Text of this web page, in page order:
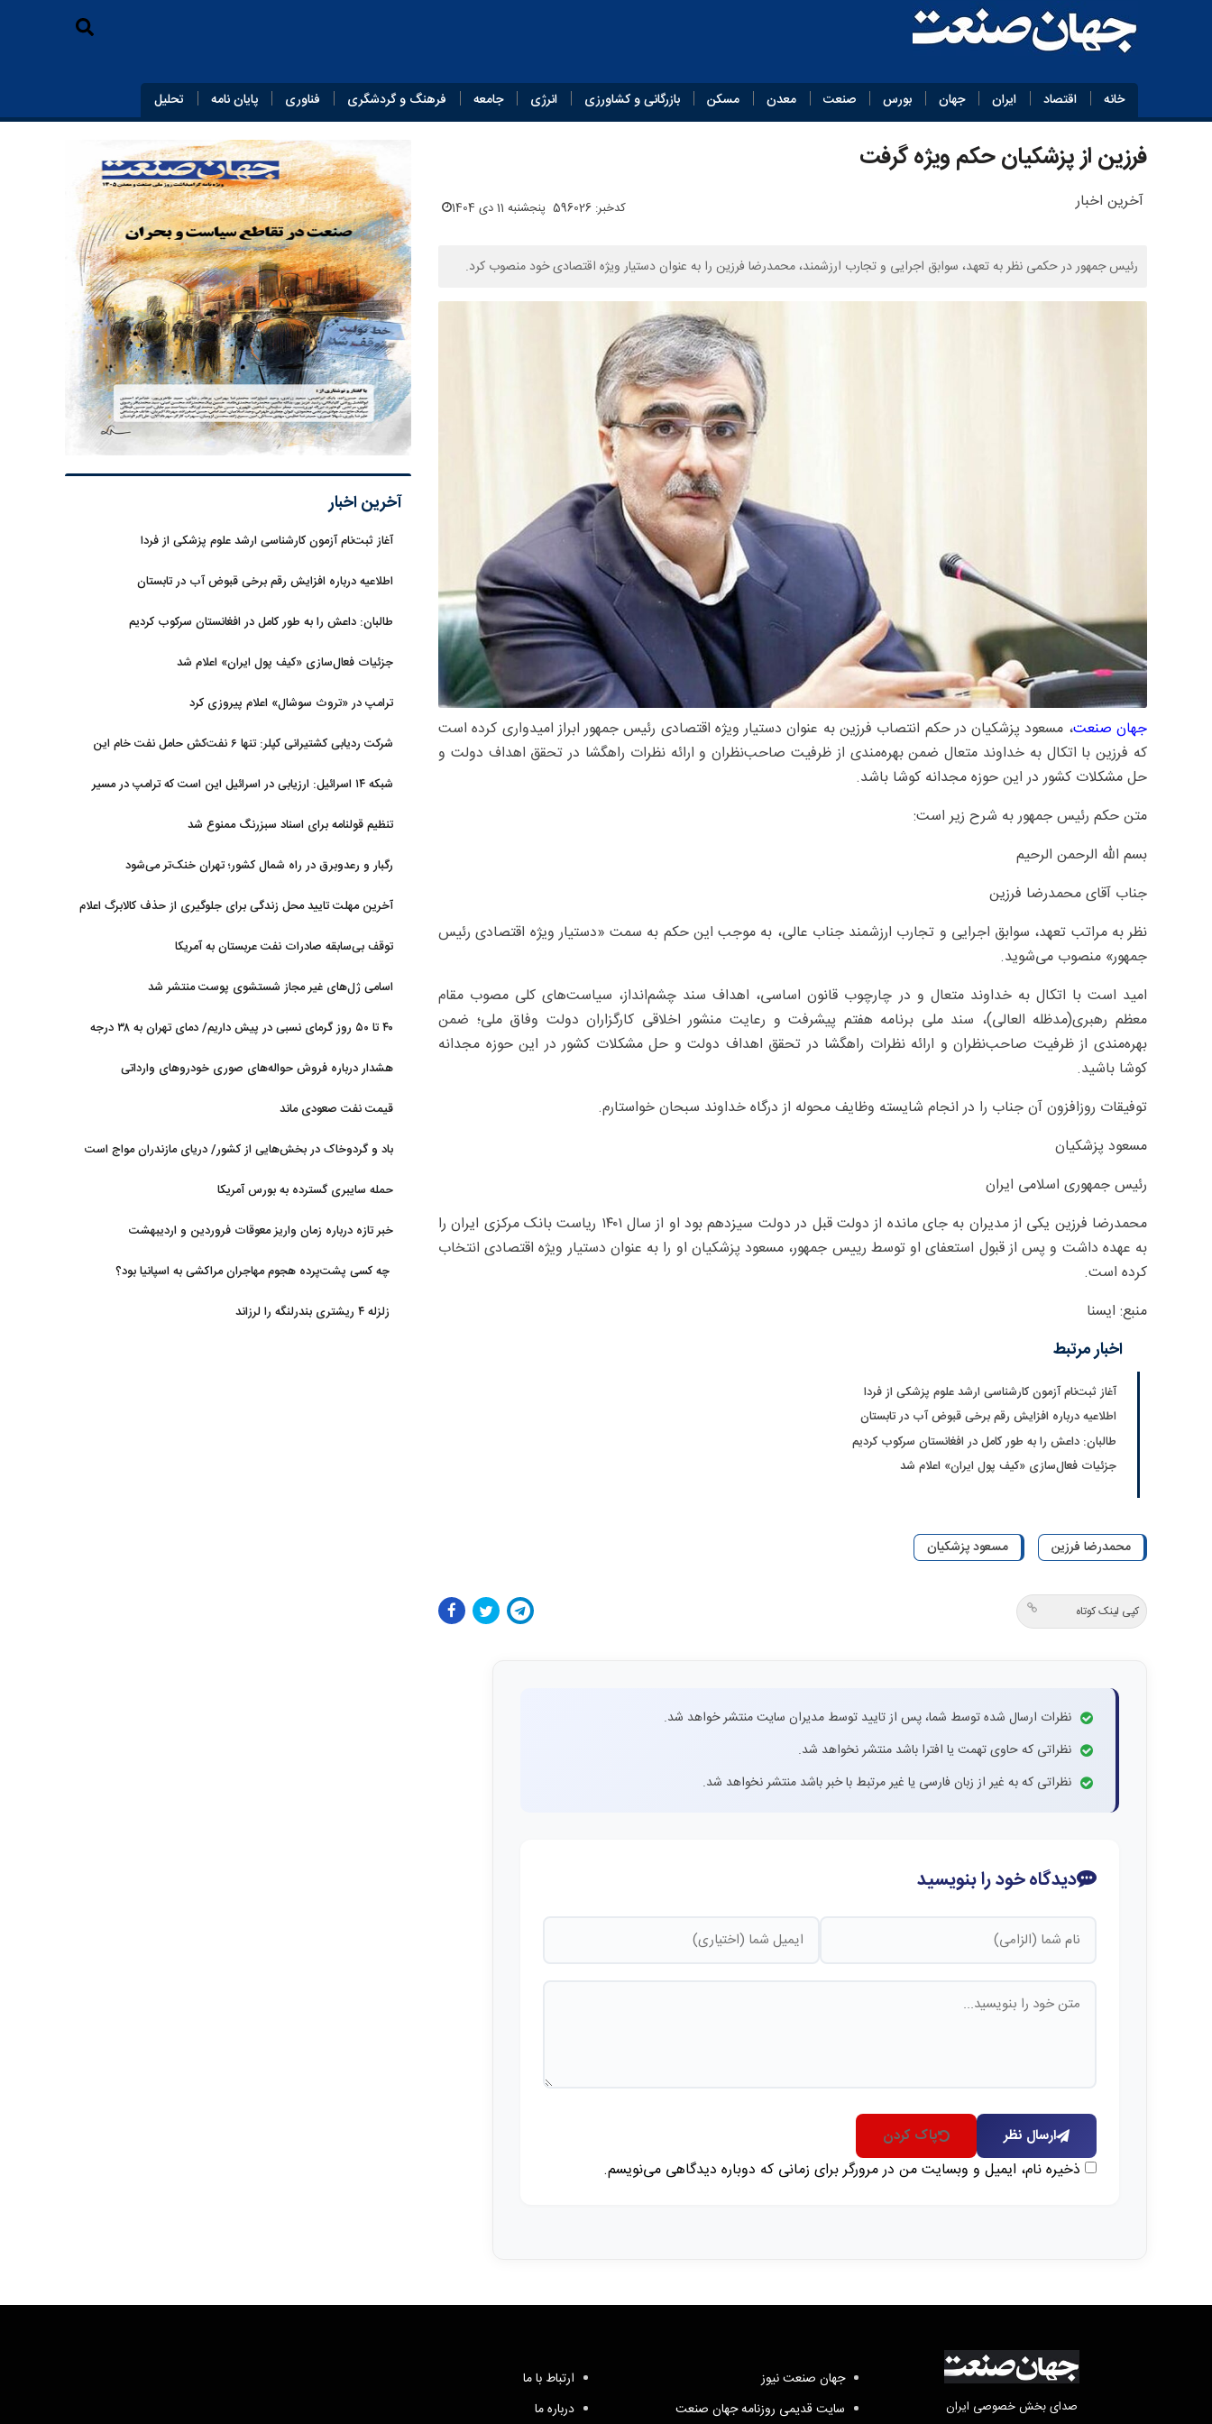
خانه اقتصاد ایران جهان بورس صنعت معدن مسکن بازرگانی و کشاورزی انرژی جامعه فرهنگ و گردشگری فناوری پایان‌ نامه تحلیل
فرزین از پزشکیان حکم ویژه گرفت
آخرین اخبار کدخبر: 596026 پنجشنبه 11 دی 1404
رئیس جمهور در حکمی نظر به تعهد، سوابق اجرایی و تجارب ارزشمند، محمدرضا فرزین را به عنوان دستیار ویژه اقتصادی خود منصوب کرد.
جهان صنعت، مسعود پزشکیان در حکم انتصاب فرزین به عنوان دستیار ویژه اقتصادی رئیس جمهور ابراز امیدواری کرده است
که فرزین با اتکال به خداوند متعال ضمن بهره‌مندی از ظرفیت صاحب‌نظران و ارائه نظرات راهگشا در تحقق اهداف دولت و
حل مشکلات کشور در این حوزه مجدانه کوشا باشد.
متن حکم رئیس جمهور به شرح زیر است:
بسم الله الرحمن الرحیم
جناب آقای محمدرضا فرزین
نظر به مراتب تعهد، سوابق اجرایی و تجارب ارزشمند جناب عالی، به موجب این حکم به سمت «دستیار ویژه اقتصادی رئیس
جمهور» منصوب می‌شوید.
امید است با اتکال به خداوند متعال و در چارچوب قانون اساسی، اهداف سند چشم‌انداز، سیاست‌های کلی مصوب مقام
معظم رهبری(مدظله العالی)، سند ملی برنامه هفتم پیشرفت و رعایت منشور اخلاقی کارگزاران دولت وفاق ملی؛ ضمن
بهره‌مندی از ظرفیت صاحب‌نظران و ارائه نظرات راهگشا در تحقق اهداف دولت و حل مشکلات کشور در این حوزه مجدانه
کوشا باشید.
توفیقات روزافزون آن جناب را در انجام شایسته وظایف محوله از درگاه خداوند سبحان خواستارم.
مسعود پزشکیان
رئیس جمهوری اسلامی ایران
محمدرضا فرزین یکی از مدیران به جای مانده از دولت قبل در دولت سیزدهم بود او از سال ۱۴۰۱ ریاست بانک مرکزی ایران را
به عهده داشت و پس از قبول استعفای او توسط رییس جمهور، مسعود پزشکیان او را به عنوان دستیار ویژه اقتصادی انتخاب
کرده است.
منبع: ایسنا
اخبار مرتبط
آغاز ثبت‌نام‌ آزمون کارشناسی ارشد علوم پزشکی از فردا
اطلاعیه درباره افزایش رقم برخی قبوض آب در تابستان
طالبان: داعش را به طور کامل در افغانستان سرکوب کردیم
جزئیات فعال‌سازی «کیف پول ایران» اعلام شد
محمدرضا فرزین مسعود پزشکیان
کپی لینک کوتاه
نظرات ارسال شده توسط شما، پس از تایید توسط مدیران سایت منتشر خواهد شد.
نظراتی که حاوی تهمت یا افترا باشد منتشر نخواهد شد.
نظراتی که به غیر از زبان فارسی یا غیر مرتبط با خبر باشد منتشر نخواهد شد.
دیدگاه خود را بنویسید
ارسال نظر پاک کردن
ذخیره نام، ایمیل و وبسایت من در مرورگر برای زمانی که دوباره دیدگاهی می‌نویسم.
آخرین اخبار
آغاز ثبت‌نام‌ آزمون کارشناسی ارشد علوم پزشکی از فردا
اطلاعیه درباره افزایش رقم برخی قبوض آب در تابستان
طالبان: داعش را به طور کامل در افغانستان سرکوب کردیم
جزئیات فعال‌سازی «کیف پول ایران» اعلام شد
ترامپ در «تروث سوشال» اعلام پیروزی کرد
شرکت ردیابی کشتیرانی کپلر: تنها ۶ نفت‌کش حامل نفت خام این
شبکه ۱۴ اسرائیل: ارزیابی در اسرائیل این است که ترامپ در مسیر
تنظیم قولنامه برای اسناد سبزرنگ ممنوع شد
رگبار و رعدوبرق در راه شمال کشور؛ تهران خنک‌تر می‌شود
آخرین مهلت تایید محل زندگی برای جلوگیری از حذف کالابرگ اعلام
توقف بی‌سابقه صادرات نفت عربستان به آمریکا
اسامی ژل‌های غیر مجاز شستشوی پوست منتشر شد
۴۰ تا ۵۰ روز گرمای نسبی در پیش داریم/ دمای تهران به ۳۸ درجه
هشدار درباره فروش حواله‌های صوری خودروهای وارداتی
قیمت نفت صعودی ماند
باد و گردوخاک در بخش‌هایی از کشور/ دریای مازندران مواج است
حمله سایبری گسترده به بورس آمریکا
خبر تازه درباره زمان واریز معوقات فروردین و اردیبهشت
چه کسی پشت‌پرده هجوم مهاجران مراکشی به اسپانیا بود؟
زلزله ۴ ریشتری بندرلنگه را لرزاند
صدای بخش خصوصی ایران
جهان صنعت نیوز
سایت قدیمی روزنامه جهان صنعت
ارتباط با ما
درباره ما